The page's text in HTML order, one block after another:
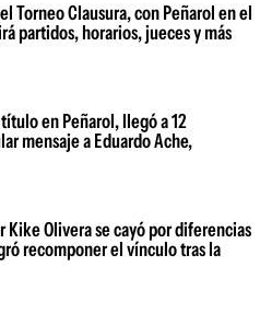
Torneo Clausura, con Peñarol en el
partidos, horarios, jueces y más
en Peñarol, llegó a 12
mensaje a Eduardo Ache,
Kike Olivera se cayó por diferencias
recomponer el vínculo tras la